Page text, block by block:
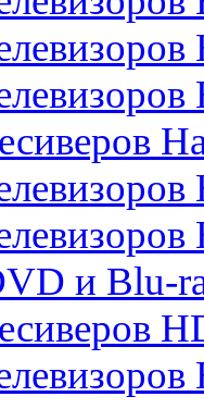
и Blu-